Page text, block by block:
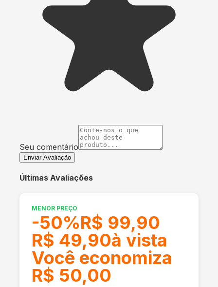
Seu comentário
Enviar Avaliação
Últimas Avaliações
MENOR PREÇO
-50%R$ 99,90
R$ 49,90à vista
Você economiza
R$ 50,00